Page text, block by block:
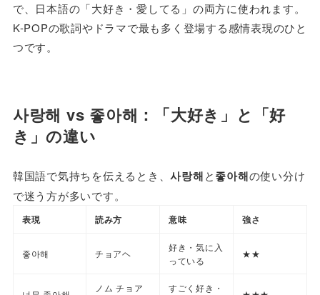
で、日本語の「大好き・愛してる」の両方に使われます。
K-POPの歌詞やドラマで最も多く登場する感情表現のひと
つです。
사랑해 vs 좋아해：「大好き 」と「好
き 」の違い
韓国語で気持ちを伝えるとき、사랑해と좋아해の使い分け
で迷う方が多いです。
表現 読み方 意味 強さ
좋아해 チョアヘ
好き・気に入
っている
★★
ノム チョア
すごく好き・